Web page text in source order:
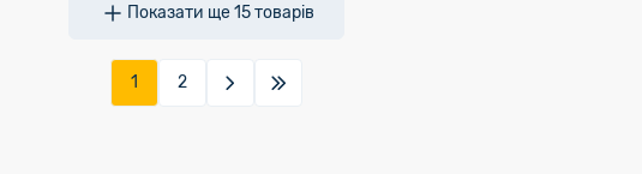
Показати ще15товарів
1 2